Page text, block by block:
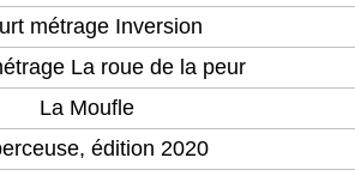
métrage Inversion
La roue de la peur
La Moufle
édition 2020